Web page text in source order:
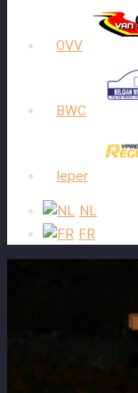
OVV
BWC
Ieper
NL
FR